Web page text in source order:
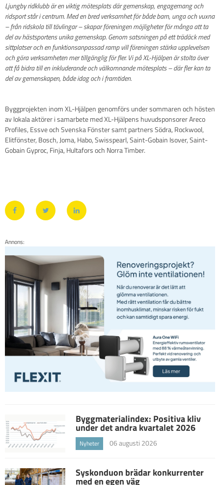
Ljungby ridklubb är en viktig mötesplats där gemenskap, engagemang och
ridsport står i centrum. Med en bred verksamhet för både barn, unga och vuxna
– från ridskola till tävlingar – skapar föreningen möjligheter för många att ta
del av hästsportens unika gemenskap. Genom satsningen på ett trädäck med
sittplatser och en funktionsanpassad ramp vill föreningen stärka upplevelsen
och göra verksamheten mer tillgänglig för fler. Vi på XL-Hjälpen är stolta över
att få bidra till en inkluderande och välkomnande mötesplats – där fler kan ta
del av gemenskapen, både idag och i framtiden.
Byggprojekten inom XL-Hjälpen genomförs under sommaren och hösten
av lokala aktörer i samarbete med XL-Hjälpens huvudsponsorer Areco
Profiles, Essve och Svenska Fönster samt partners Södra, Rockwool,
Elitfönster, Bosch, Joma, Habo, Swisspearl, Saint-Gobain Isover, Saint-
Gobain Gyproc, Finja, Hultafors och Norra Timber.
Annons:
Byggmaterialindex: Positiva kliv
under det andra kvartalet 2026
Nyheter 06 augusti 2026
Syskonduon brädar konkurrenter
med en egen väg